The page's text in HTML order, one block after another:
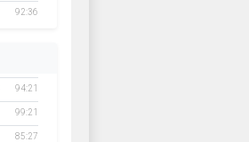
92:36
94:21
99:21
85:27